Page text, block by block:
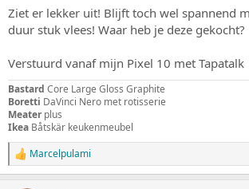
e
n
Ziet er lekker uit! Blijft toch wel spannend
duur stuk vlees! Waar heb je deze gekocht?
Verstuurd vanaf mijn Pixel 10 met Tapatalk
Bastard Core Large Gloss Graphite
Boretti DaVinci Nero met rotisserie
Meater plus
Ikea Båtskär keukenmeubel
W
a
Marcelpulami